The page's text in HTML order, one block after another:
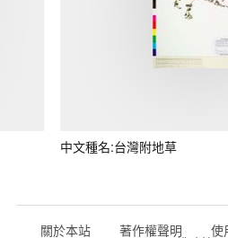
中文種名:台灣附地草
關於本站 著作權聲明 使